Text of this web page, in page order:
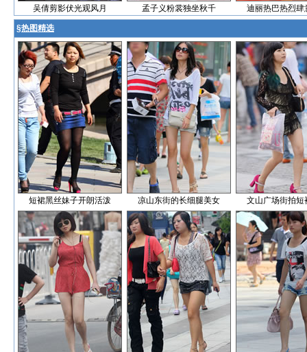
吴倩剪影伏光观风月 孟子义粉裳独坐秋千 迪丽热巴热烈肆
§热图精选
短裙黑丝妹子开朗活泼 凉山东街的长细腿美女 文山广场街拍短